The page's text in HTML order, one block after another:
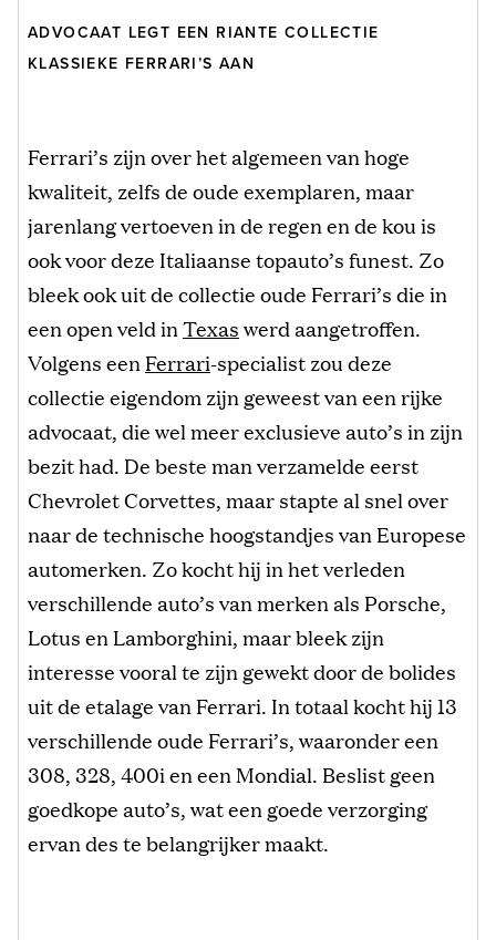
ADVOCAAT LEGT EEN RIANTE COLLECTIE
KLASSIEKE FERRARI’S AAN
Ferrari’s zijn over het algemeen van hoge
kwaliteit, zelfs de oude exemplaren, maar
jarenlang vertoeven in de regen en de kou is
ook voor deze Italiaanse topauto’s funest. Zo
bleek ook uit de collectie oude Ferrari’s die in
een open veld inTexaswerd aangetroffen.
Volgens een Ferrari-specialist zou deze
collectie eigendom zijn geweest van een rijke
advocaat, die wel meer exclusieve auto’s in zijn
bezit had. De beste man verzamelde eerst
Chevrolet Corvettes, maar stapte al snel over
naar de technische hoogstandjes van Europese
automerken. Zo kocht hij in het verleden
verschillende auto’s van merken als Porsche,
Lotus en Lamborghini, maar bleek zijn
interesse vooral te zijn gewekt door de bolides
uit de etalage van Ferrari. In totaal kocht hij 13
verschillende oude Ferrari’s, waaronder een
308, 328, 400i en een Mondial. Beslist geen
goedkope auto’s, wat een goede verzorging
ervan des te belangrijker maakt.